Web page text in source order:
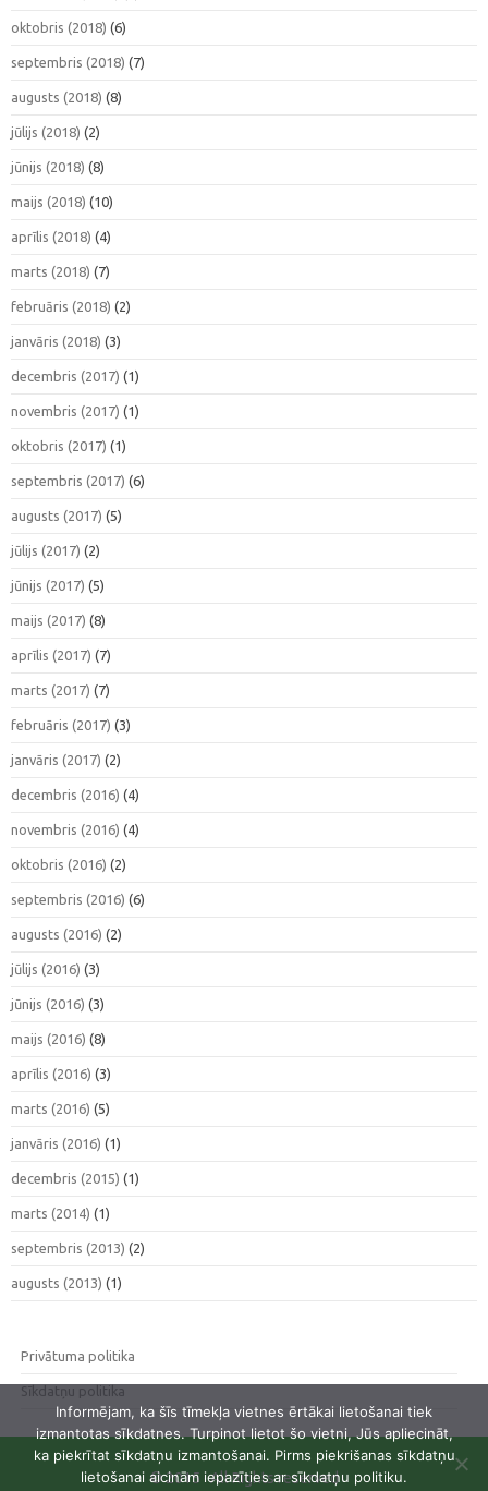
oktobris (2018) (6)
septembris (2018) (7)
augusts (2018) (8)
jūlijs (2018) (2)
jūnijs (2018) (8)
maijs (2018) (10)
aprīlis (2018) (4)
marts (2018) (7)
februāris (2018) (2)
janvāris (2018) (3)
decembris (2017) (1)
novembris (2017) (1)
oktobris (2017) (1)
septembris (2017) (6)
augusts (2017) (5)
jūlijs (2017) (2)
jūnijs (2017) (5)
maijs (2017) (8)
aprīlis (2017) (7)
marts (2017) (7)
februāris (2017) (3)
janvāris (2017) (2)
decembris (2016) (4)
novembris (2016) (4)
oktobris (2016) (2)
septembris (2016) (6)
augusts (2016) (2)
jūlijs (2016) (3)
jūnijs (2016) (3)
maijs (2016) (8)
aprīlis (2016) (3)
marts (2016) (5)
janvāris (2016) (1)
decembris (2015) (1)
marts (2014) (1)
septembris (2013) (2)
augusts (2013) (1)
Privātuma politika
Sīkdatņu politika
© 2015 · All Rights reserved
Informējam, ka šīs tīmekļa vietnes ērtākai lietošanai tiek
izmantotas sīkdatnes. Turpinot lietot šo vietni, Jūs apliecināt,
ka piekrītat sīkdatņu izmantošanai. Pirms piekrišanas sīkdatņu
lietošanai aicinām iepazīties ar sīkdatņu politiku.